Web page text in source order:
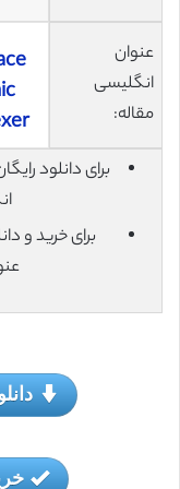
عنوان
انگلیسی
مقاله:
برای خرید و